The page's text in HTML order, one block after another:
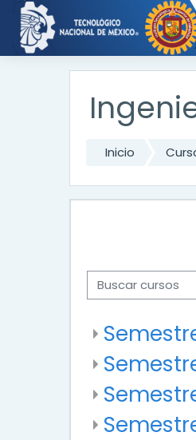
Saltar al contenido
Inicio
Buscar cursos